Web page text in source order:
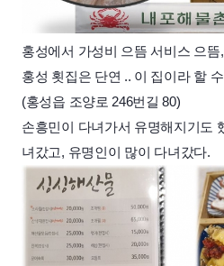
홍성에서 가성비 으뜸 서비스 으뜸,
홍성 횟집은 단연 .. 이 집이라 할
(홍성읍 조양로 246번길 80)
손흥민이 다녀가서 유명해지기도
녀갔고, 유명인이 많이 다녀 갔다.